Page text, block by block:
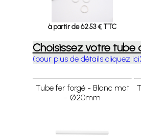
à partir de 62.53 € TTC
Choisissez votre tube
(pour plus de détails cliquez ici)
Tube fer forgé - Blanc mat
- Ø20mm